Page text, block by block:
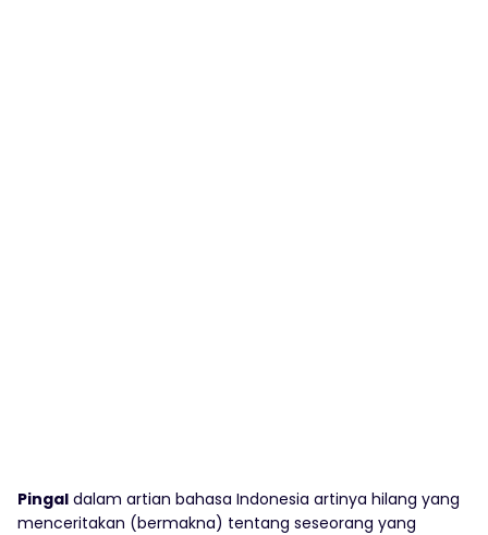
Pingal dalam artian bahasa Indonesia artinya hilang yang
menceritakan (bermakna) tentang seseorang yang